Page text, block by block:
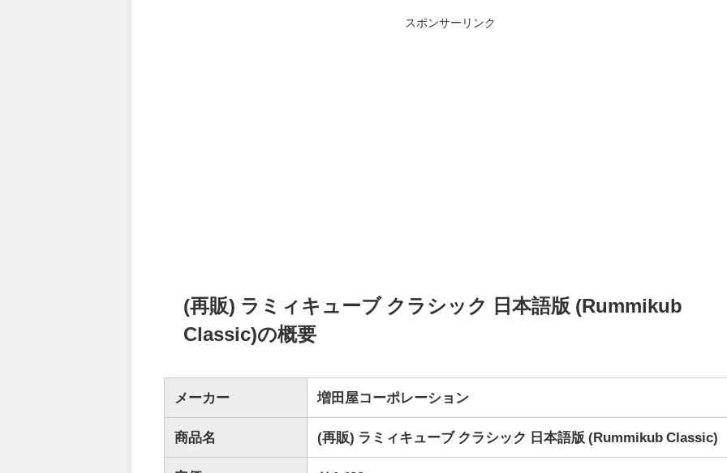
スポンサーリンク
(再販) ラミィキューブ クラシック 日本語版 (Rummikub
Classic)の概要
メーカー 増田屋コーポレーション
商品名 (再販) ラミィキューブ クラシック 日本語版 (Rummikub Classic)